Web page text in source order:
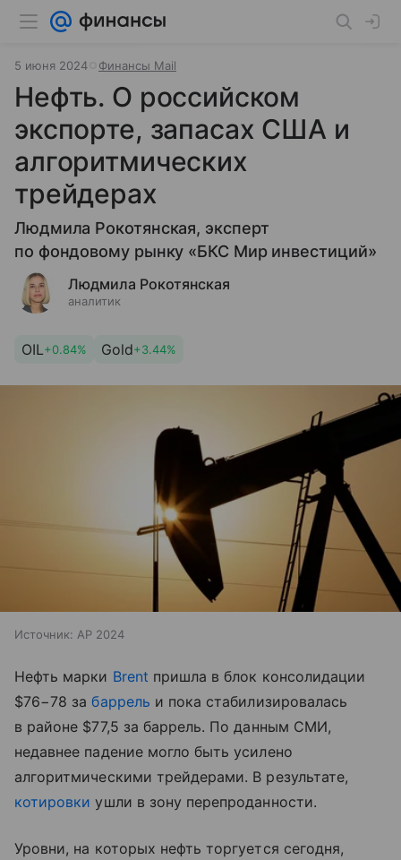
5 июня 2024 Финансы Mail
Нефть. О российском
экспорте, запасах США и
алгоритмических
трейдерах
Людмила Рокотянская, эксперт
по фондовому рынку «БКС Мир инвестиций»
Людмила Рокотянская
аналитик
OIL+0.84% Gold+3.44%
Источник: AP 2024
Нефть марки Brent пришла в блок консолидации
$76−78 забаррель и пока стабилизировалась
в районе $77,5 за баррель. По данным СМИ,
недавнее падение могло быть усилено
алгоритмическими трейдерами. В результате,
котировки ушли в зону перепроданности.
Уровни, на которых нефть торгуется сегодня,